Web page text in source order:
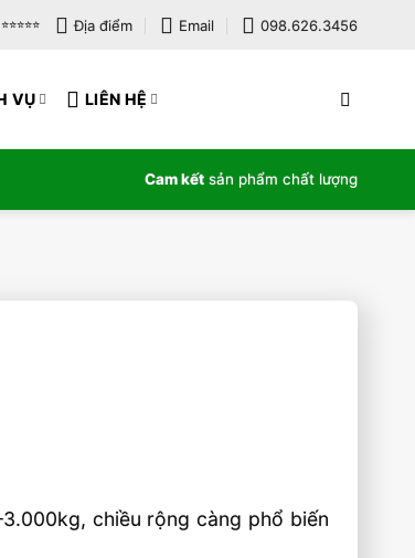
Địa điểm Email 098.626.3456
VỤ LIÊN HỆ
Cam kết sản phẩm chất lượng
chiều rộng càng phổ biến